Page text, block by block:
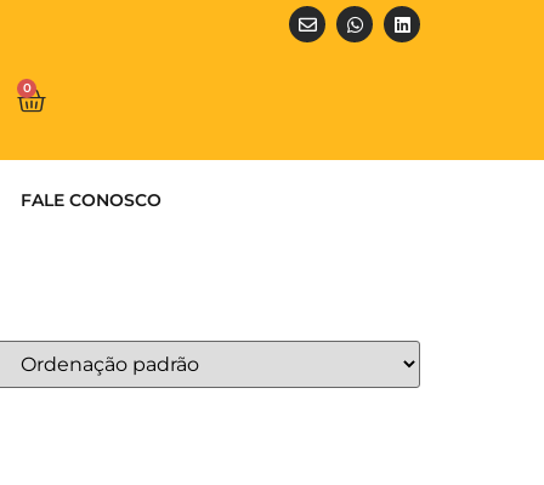
0
FALE CONOSCO